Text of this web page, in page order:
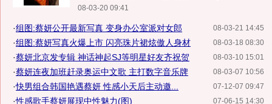
08-03-20 09:41
08-03-21 14:45
·组图:蔡妍公开最新写真 变身办公室派对女郎
08-03-18 08:30
·组图:蔡妍写真火爆上市 闪亮珠片裙炫傲人身材
08-03-10 15:01
·蔡妍北京发专辑 神话神起SJ等明星好友齐祝贺
08-03-07 10:56
·蔡妍连夜加班赶录奥运中文歌 主打数字音乐牌
07-12-07 09:47
·快男组合韩国艳遇蔡妍 性感小天后主动邀...
07-06-15 14:30
·性感歌手蔡妍展现中性魅力(图)